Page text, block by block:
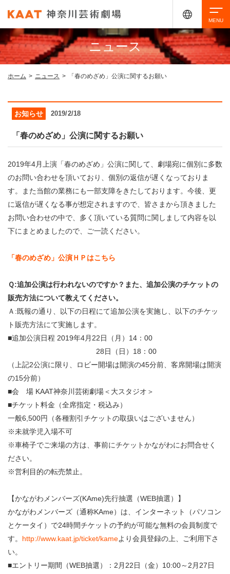
イベントを探す
・ イベントカレンダー
・ 館内サービス・アクセシビリティ
・ フロアマップ
・ レストラン/カフェ
・ よくある質問
施設を借りる
・ ミッション
・ 芸術監督
・ レストラン/カフェ
KAAT 神奈川芸術劇場
SNS
検索
ニュース
ホーム > ニュース > 「春のめざめ」公演に関するお願い
お知らせ 2019/2/18
「春のめざめ」公演に関するお願い
2019年4月上演「春のめざめ」公演に関して、劇場宛に個別に多数
のお問い合わせを頂いており、個別の返信が遅くなっておりま
す。また当館の業務にも一部支障をきたしております。今後、更
に返信が遅くなる事が想定されますので、皆さまから頂きました
お問い合わせの中で、多く頂いている質問に関しまして内容を以
下にまとめましたので、ご一読ください。
「春のめざめ」公演ＨＰはこちら
Ｑ:追加公演は行われないのですか？また、追加公演のチケットの
販売方法について教えてください。
Ａ:既報の通り、以下の日程にて追加公演を実施し、以下のチケッ
ト販売方法にて実施します。
■追加公演日程 2019年4月22日（月）14：00
28日（日）18：00
（上記2公演に限り、ロビー開場は開演の45分前、客席開場は開演
の15分前）
■会 場 KAAT神奈川芸術劇場＜大スタジオ＞
■チケット料金（全席指定・税込み）
一般6,500円（各種割引チケットの取扱いはございません）
※未就学児入場不可
※車椅子でご来場の方は、事前にチケットかながわにお問合せく
ださい。
※営利目的の転売禁止。
【かながわメンバーズ(KAme)先行抽選（WEB抽選）】
かながわメンバーズ（通称KAme）は、インターネット（パソコン
とケータイ）で24時間チケットの予約が可能な無料の会員制度で
す。 http://www.kaat.jp/ticket/kameより会員登録の上、ご利用下さ
い。
■エントリー期間（WEB抽選）：2月22日（金）10:00～2月27日